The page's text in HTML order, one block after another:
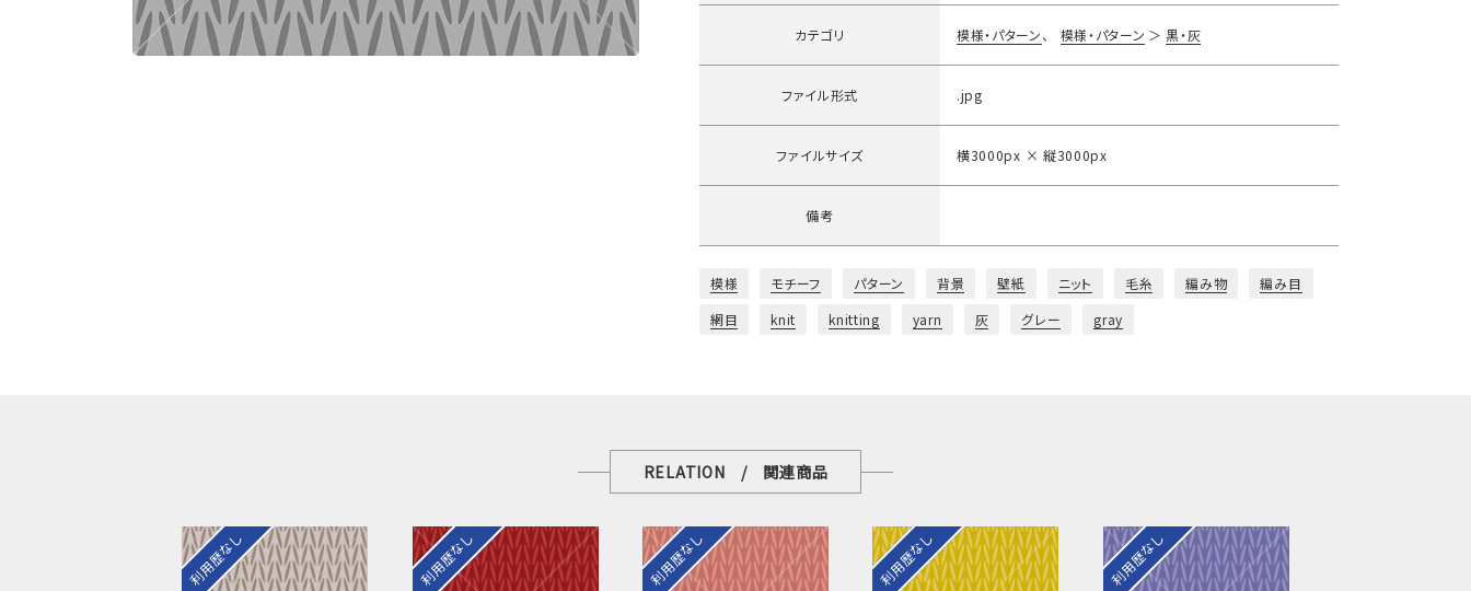
カテゴリ 模様・パターン 模様・パターン 黒・灰
ファイル形式 .jpg
ファイルサイズ 横3000px × 縦3000px
備考
模様 モチーフ パターン 背景 壁紙 ニット 毛糸 編み物
編み目
網目
knit knitting yarn 灰 グレー gray
RELATION / 関連商品
利用歴なし 利用歴なし 利用歴なし 利用歴なし 利用歴なし